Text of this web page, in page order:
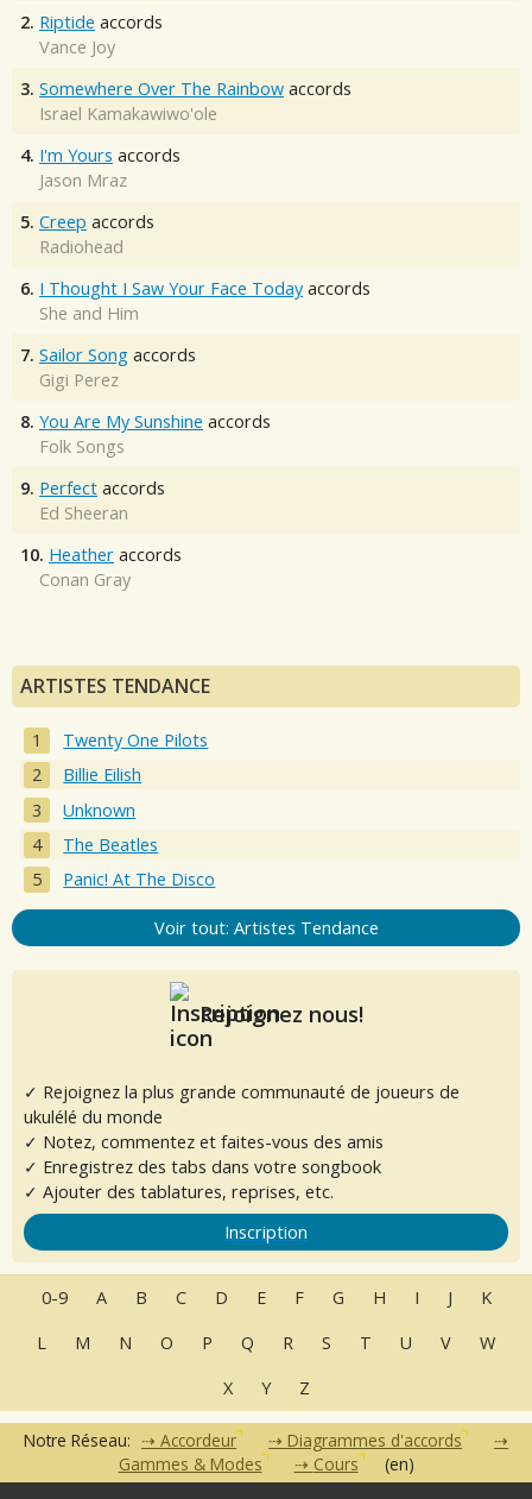
2. Riptide accords
Vance Joy
3. Somewhere Over The Rainbow accords
Israel Kamakawiwo'ole
4. I'm Yours accords
Jason Mraz
5. Creep accords
Radiohead
6. I Thought I Saw Your Face Today accords
She and Him
7. Sailor Song accords
Gigi Perez
8. You Are My Sunshine accords
Folk Songs
9. Perfect accords
Ed Sheeran
10. Heather accords
Conan Gray
ARTISTES TENDANCE
Twenty One Pilots
Billie Eilish
Unknown
The Beatles
Panic! At The Disco
Voir tout: Artistes Tendance
Rejoignez nous!
✓ Rejoignez la plus grande communauté de joueurs de
ukulélé du monde
✓ Notez, commentez et faites-vous des amis
✓ Enregistrez des tabs dans votre songbook
✓ Ajouter des tablatures, reprises, etc.
Inscription
0-9 A B C D E F G H I J
K
L
M N O P Q R S T U V
W
X
Y Z
Notre Réseau: Accordeur
Diagrammes d'accords
Gammes & Modes
Cours (en)